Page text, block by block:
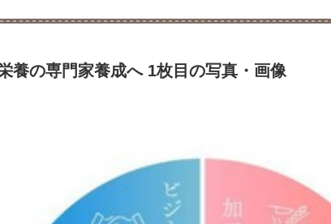
養の専門家養成へ 1枚目の写真・画像